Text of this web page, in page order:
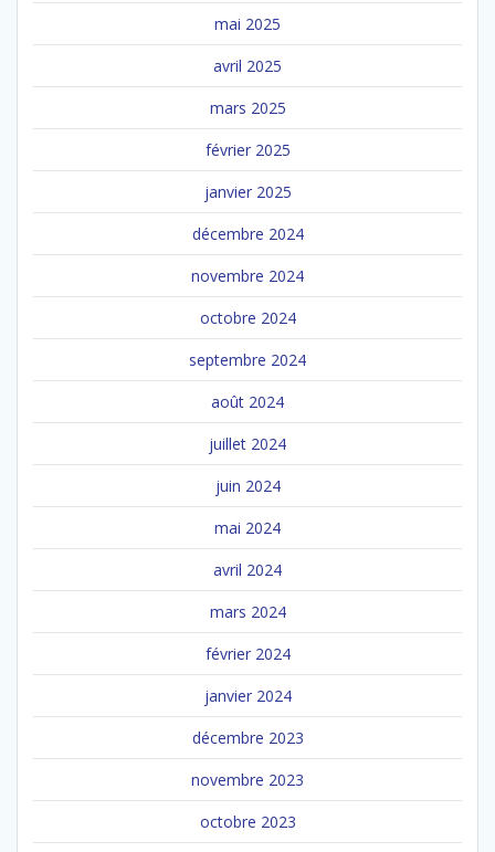
mai 2025
avril 2025
mars 2025
février 2025
janvier 2025
décembre 2024
novembre 2024
octobre 2024
septembre 2024
août 2024
juillet 2024
juin 2024
mai 2024
avril 2024
mars 2024
février 2024
janvier 2024
décembre 2023
novembre 2023
octobre 2023